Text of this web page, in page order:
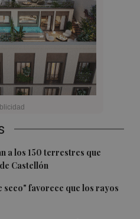
a los 150 terrestres que
Castellón
seco" favorece que los rayos